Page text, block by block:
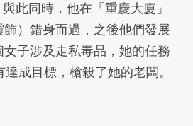
此同時，他在「重慶大廈」
）錯身而過，之後他們發展
子涉及走私毒品，她的任務
成目標，槍殺了她的老闆。